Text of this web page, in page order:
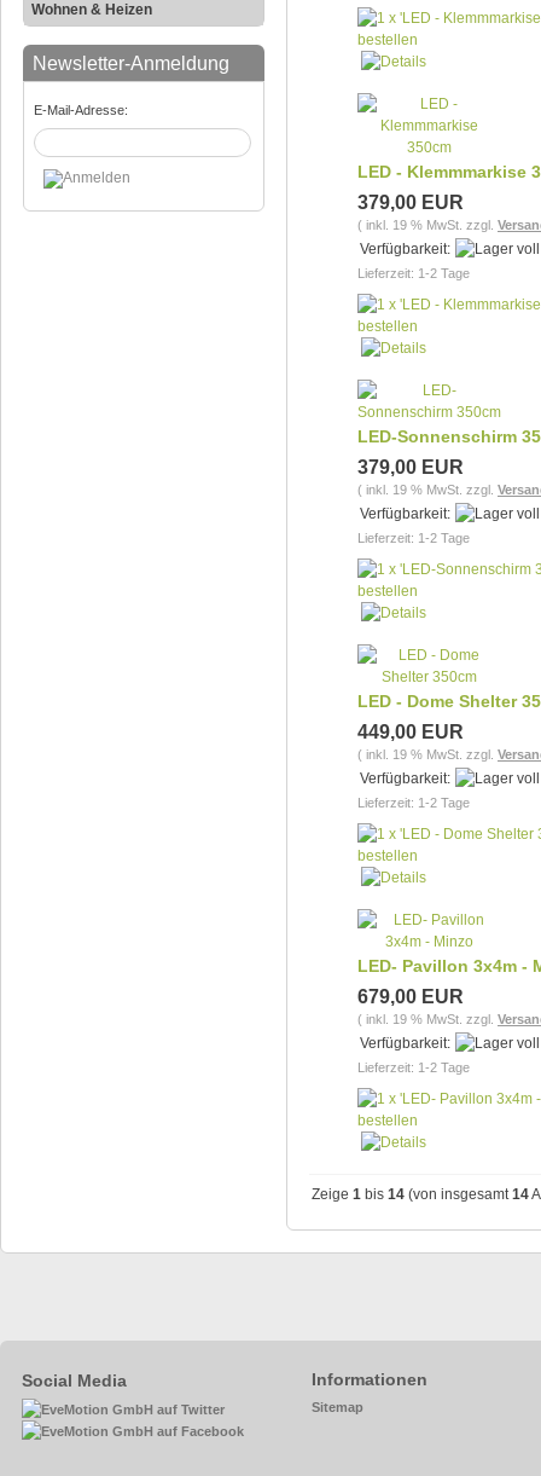
Wohnen & Heizen
Newsletter-Anmeldung
E-Mail-Adresse:
LED - Klemmmarkise
379,00 EUR
( inkl. 19 % MwSt. zzgl.
Verfügbarkeit:
Lieferzeit: 1-2 Tage
LED-Sonnenschirm
379,00 EUR
( inkl. 19 % MwSt. zzgl.
Verfügbarkeit:
Lieferzeit: 1-2 Tage
LED - Dome Shelter
449,00 EUR
( inkl. 19 % MwSt. zzgl.
Verfügbarkeit:
Lieferzeit: 1-2 Tage
LED- Pavillon 3x4m -
679,00 EUR
( inkl. 19 % MwSt. zzgl.
Verfügbarkeit:
Lieferzeit: 1-2 Tage
Zeige 1 bis 14 (von insgesamt14
Social Media Informationen
Sitemap